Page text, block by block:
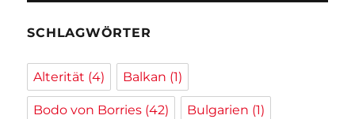
SCHLAGWÖRTER
Alterität (4) Balkan (1)
Bodo von Borries (42) Bulgarien (1)